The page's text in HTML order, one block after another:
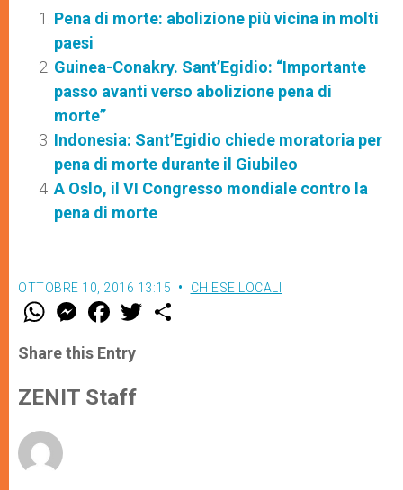
Pena di morte: abolizione più vicina in molti
paesi
Guinea-Conakry. Sant’Egidio: “Importante
passo avanti verso abolizione pena di
morte”
Indonesia: Sant’Egidio chiede moratoria per
pena di morte durante il Giubileo
A Oslo, il VI Congresso mondiale contro la
pena di morte
OTTOBRE 10, 2016 13:15 CHIESE LOCALI
W
t
s
p
p
M
e
s
e
g
e
F
a
e
b
o
k
w
Share this Entry
ZENIT Staff